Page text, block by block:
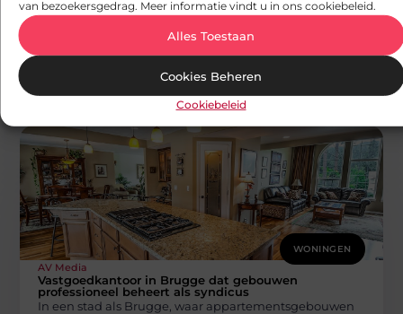
van bezoekersgedrag. Meer informatie vindt u in ons cookiebeleid.
Alles Toestaan
Cookies Beheren
Cookiebeleid
optimaal in de showroom
Het is pas wanneer u materialen voelt, kleuren naast
elkaar
WONINGEN
AV Media
Vastgoedkantoor in Brugge dat gebouwen
professioneel beheert als syndicus
In een stad als Brugge, waar appartementsgebouwen